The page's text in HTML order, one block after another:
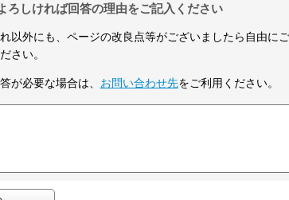
ろしければ回答の理由をご記入ください
以外にも、ページの改良点等がございましたら自由に
さい。
が必要な場合は、 お問い合わせ先をご利用ください。